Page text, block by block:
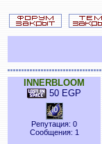
INNERBLOOM
50 EGP
Репутация: 0
Сообщения: 1